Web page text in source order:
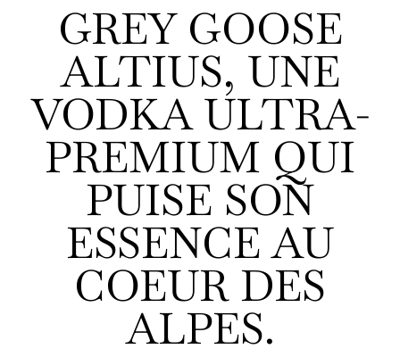
GREY GOOSE
ALTIUS, UNE
VODKA ULTRA-
PREMIUM QUI
PUISE SON
ESSENCE AU
COEUR DES
ALPES.